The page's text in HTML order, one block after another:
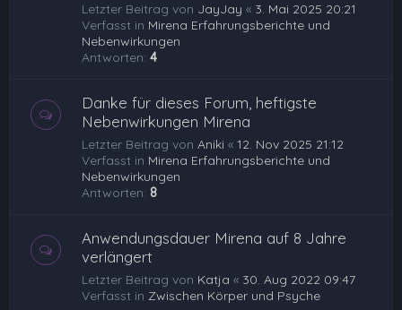
Letzter Beitrag von JayJay « 3. Mai 2025 20:21
Verfasst in Mirena Erfahrungsberichte und
Nebenwirkungen
Antworten: 4
Danke für dieses Forum, heftigste
Nebenwirkungen Mirena
Letzter Beitrag von Aniki « 12. Nov 2025 21:12
Verfasst in Mirena Erfahrungsberichte und
Nebenwirkungen
Antworten: 8
Anwendungsdauer Mirena auf 8 Jahre
verlängert
Letzter Beitrag von Katja « 30. Aug 2022 09:47
Verfasst in Zwischen Körper und Psyche